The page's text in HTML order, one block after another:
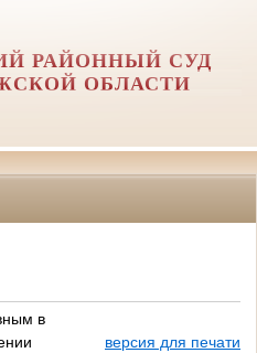
РАЙОННЫЙ СУД
ОБЛАСТИ
в
версия для печати